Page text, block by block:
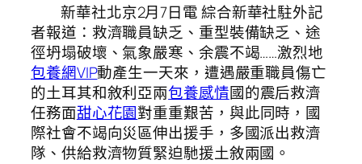
新華社北京2月7日電 綜合新華社駐外記
者報道：救濟職員缺乏、重型裝備缺乏、途
徑坍塌破壞、氣象嚴寒、余震不竭……激烈地
包養網VIP動產生一天來，遭遇嚴重職員傷亡
的土耳其和敘利亞兩包養感情國的震后救濟
任務面甜心花園對重重艱苦，與此同時，國
際社會不竭向災區伸出援手，多國派出救濟
隊、供給救濟物質緊迫馳援土敘兩國。